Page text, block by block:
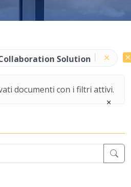
Solution
documenti con i filtri attivi.